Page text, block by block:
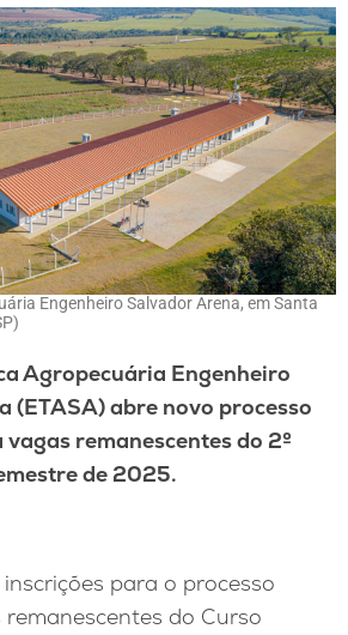
Engenheiro Salvador Arena, em Santa
Agropecuária Engenheiro
(ETASA) abre novo processo
remanescentes do 2º
de 2025.
para o processo
do Curso